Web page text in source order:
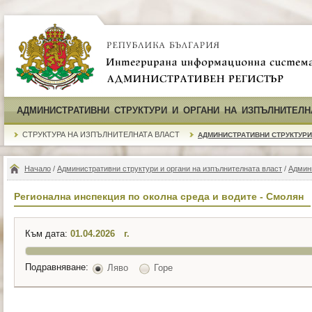
АДМИНИСТРАТИВНИ СТРУКТУРИ И ОРГАНИ НА
СТРУКТУРА НА ИЗПЪЛНИТЕЛНАТА ВЛАСТ АДМИНИСТРАТИВНИ СТРУКТУРИ
Начало / Административни структури и органи на изпълнителната власт /
Регионална инспекция по околна среда и водите - Смолян
Към дата: г.
Подравняване: Ляво Горе